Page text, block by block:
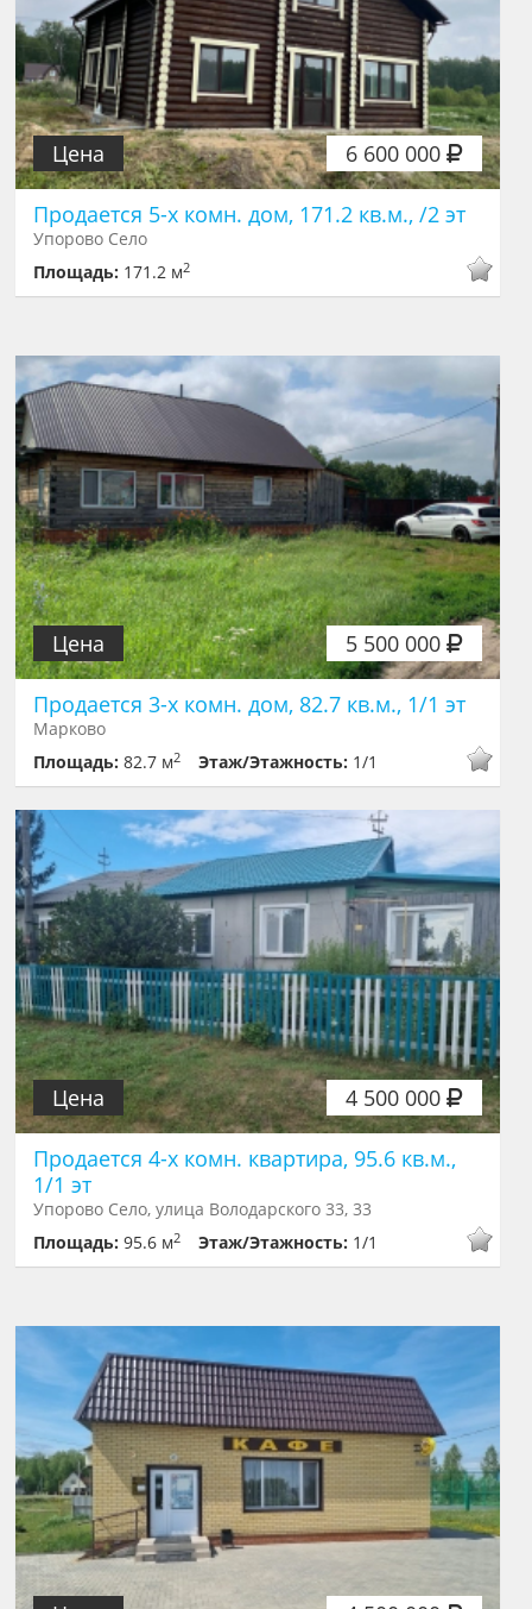
6 600 000
Цена
Продается 5-х комн. дом, 171.2 кв.м., /2 эт
Упорово Село
Площадь: 171.2 м2
5 500 000
Цена
Продается 3-х комн. дом, 82.7 кв.м., 1/1 эт
Марково
Площадь:82.7 м2 Этаж/Этажность: 1/1
4 500 000
Цена
Продается 4-х комн. квартира, 95.6 кв.м.,
1/1 эт
Упорово Село, улица Володарского 33, 33
Площадь:95.6 м2 Этаж/Этажность: 1/1